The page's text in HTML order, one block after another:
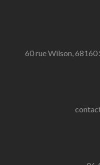
60 rue Wilson,